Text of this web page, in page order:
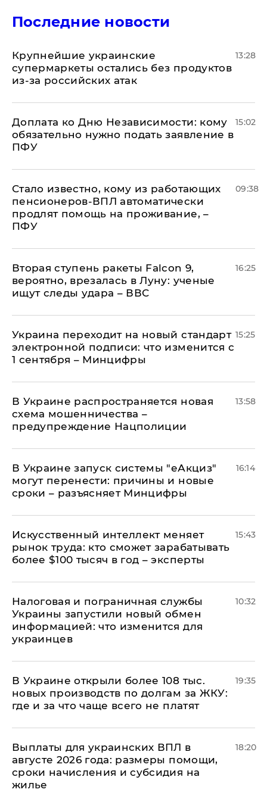
Последние новости
Крупнейшие украинские
супермаркеты остались без продуктов
из-за российских атак
13:28
Доплата ко Дню Независимости: кому
обязательно нужно подать заявление в
ПФУ
15:02
Стало известно, кому из работающих
пенсионеров-ВПЛ автоматически
продлят помощь на проживание, –
ПФУ
09:38
Вторая ступень ракеты Falcon 9,
вероятно, врезалась в Луну: ученые
ищут следы удара – ВВС
16:25
Украина переходит на новый стандарт
электронной подписи: что изменится с
1 сентября – Минцифры
15:25
В Украине распространяется новая
схема мошенничества –
предупреждение Нацполиции
13:58
В Украине запуск системы "еАкциз"
могут перенести: причины и новые
сроки – разъясняет Минцифры
16:14
Искусственный интеллект меняет
рынок труда: кто сможет зарабатывать
более $100 тысяч в год – эксперты
15:43
Налоговая и пограничная службы
Украины запустили новый обмен
информацией: что изменится для
украинцев
10:32
В Украине открыли более 108 тыс.
новых производств по долгам за ЖКУ:
где и за что чаще всего не платят
19:35
Выплаты для украинских ВПЛ в
августе 2026 года: размеры помощи,
сроки начисления и субсидия на
жилье
18:20